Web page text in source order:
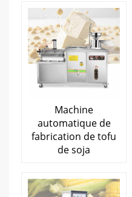
Machine
automatique de
fabrication de tofu
de soja